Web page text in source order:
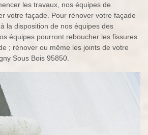
les travaux, nos équipes de
votre façade. Pour rénover votre façade
la disposition de nos équipes des
équipes pourront reboucher les fissures
; rénover ou même les joints de votre
Sous Bois 95850.